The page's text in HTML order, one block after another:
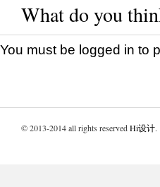
What do you
You must be logged in to
© 2013-2014 all rights reservedHi设计